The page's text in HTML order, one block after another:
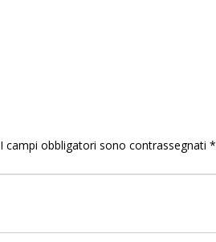
I campi obbligatori sono contrassegnati*